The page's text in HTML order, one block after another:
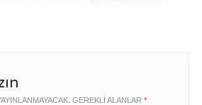
GEREKLI ALANLAR *